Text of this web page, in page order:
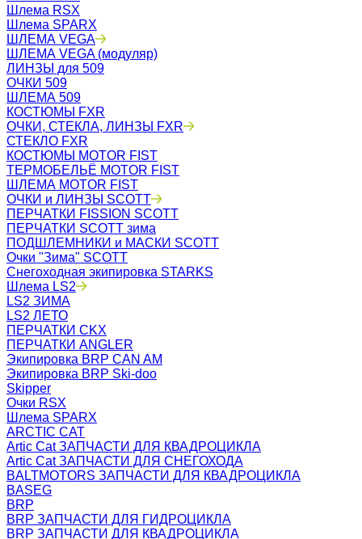
Шлема RSX
Шлема SPARX
ШЛЕМА VEGA
ШЛЕМА VEGA (модуляр)
ЛИНЗЫ для 509
ОЧКИ 509
ШЛЕМА 509
КОСТЮМЫ FXR
ОЧКИ, СТЕКЛА, ЛИНЗЫ FXR
СТЕКЛО FXR
КОСТЮМЫ MOTOR FIST
ТЕРМОБЕЛЬЁ MOTOR FIST
ШЛЕМА MOTOR FIST
ОЧКИ и ЛИНЗЫ SCOTT
ПЕРЧАТКИ FISSION SCOTT
ПЕРЧАТКИ SCOTT зима
ПОДШЛЕМНИКИ и МАСКИ SCOTT
Очки "Зима" SCOTT
Снегоходная экипировка STARKS
Шлема LS2
LS2 ЗИМА
LS2 ЛЕТО
ПЕРЧАТКИ CKX
ПЕРЧАТКИ ANGLER
Экипировка BRP CAN AM
Экипировка BRP Ski-doo
Skipper
Очки RSX
Шлема SPARX
ARCTIC CAT
Artic Cat ЗАПЧАСТИ ДЛЯ КВАДРОЦИКЛА
Artic Cat ЗАПЧАСТИ ДЛЯ СНЕГОХОДА
BALTMOTORS ЗАПЧАСТИ ДЛЯ КВАДРОЦИКЛА
BASEG
BRP
BRP ЗАПЧАСТИ ДЛЯ ГИДРОЦИКЛА
BRP ЗАПЧАСТИ ДЛЯ КВАДРОЦИКЛА